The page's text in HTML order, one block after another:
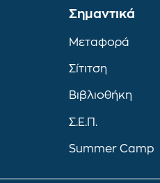
Σημαντικά
Μεταφορά
Σίτιτση
Βιβλιοθήκη
Σ.Ε.Π.
Summer Camp